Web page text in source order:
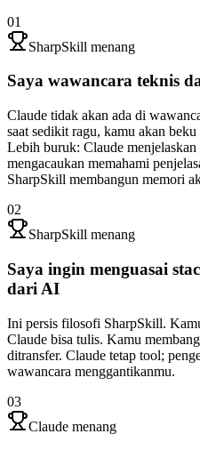
01
SharpSkill menang
Saya wawancara teknis
Claude tidak akan ada di
saat sedikit ragu, kamu akan
Lebih buruk: Claude
mengacaukan memahami
SharpSkill membangun memori
02
SharpSkill menang
Saya ingin menguasai
dari AI
Ini persis filosofi SharpSkill.
Claude bisa tulis. Kamu
ditransfer. Claude tetap tool;
wawancara menggantikanmu.
03
Claude menang